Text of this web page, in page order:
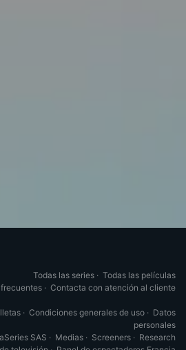
Todas las series · Todas las películas
· Contacta con atención al cliente
· Condiciones generales de uso · Datos
personales
SAS · Medias · Screeners · Research